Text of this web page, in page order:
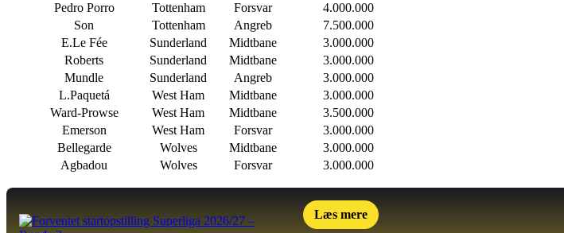
Pedro Porro
Tottenham Forsvar
4.000.000
Son
Tottenham Angreb
7.500.000
E.Le Fée
Sunderland Midtbane
3.000.000
Roberts
Sunderland Midtbane
3.000.000
Mundle
Sunderland Angreb
3.000.000
L.Paquetá
West Ham Midtbane
3.000.000
Ward-Prowse
West Ham Midtbane
3.500.000
Emerson
West Ham Forsvar
3.000.000
Bellegarde
Wolves Midtbane
3.000.000
Agbadou
Wolves Forsvar 3.000.000
Læs mere